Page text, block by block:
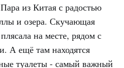
из Китая с радостью
и озера. Скучающая
на месте, рядом с
А ещё там находятся
туалеты - самый важный